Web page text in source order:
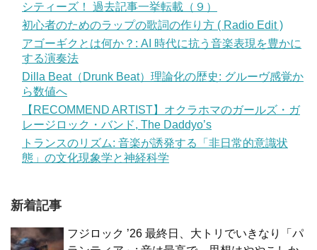
シティーズ！ 過去記事一挙転載（９）
初心者のためのラップの歌詞の作り方 ( Radio Edit )
アゴーギクとは何か？: AI 時代に抗う音楽表現を豊かに
する演奏法
Dilla Beat（Drunk Beat）理論化の歴史: グルーヴ感覚か
ら数値へ
【RECOMMEND ARTIST】オクラホマのガールズ・ガ
レージロック・バンド, The Daddyo’s
トランスのリズム: 音楽が誘発する「非日常的意識状
態」の文化現象学と神経科学
新着記事
フジロック ’26 最終日、大トリでいきなり「パ